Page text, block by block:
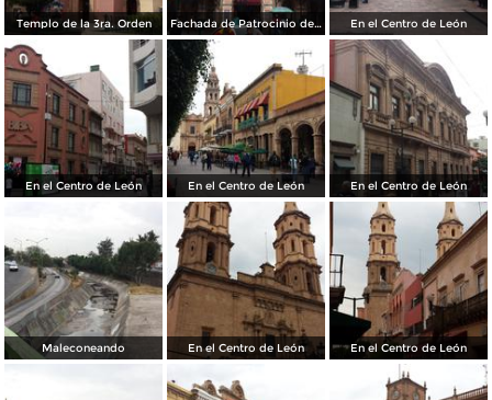
Templo de la 3ra. Orden Fachada de Patrocinio de María En el Centro de León
En el Centro de León En el Centro de León En el Centro de León
Maleconeando En el Centro de León En el Centro de León